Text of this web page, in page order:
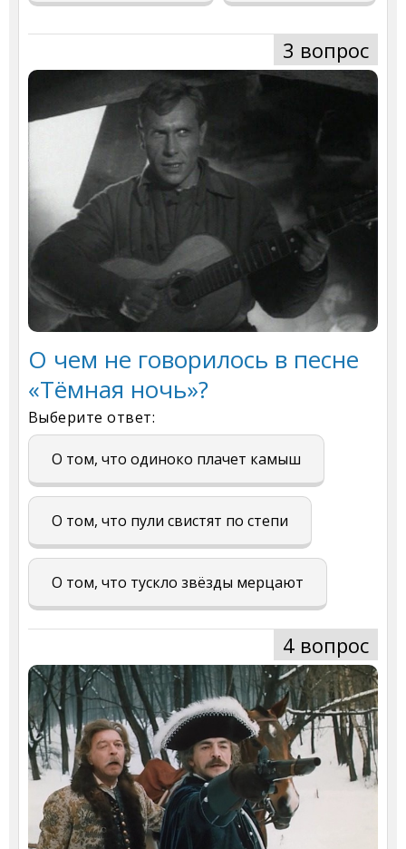
3 вопрос
О чем не говорилось в песне
«Тёмная ночь»?
Выберите ответ:
О том, что одиноко плачет камыш
О том, что пули свистят по степи
О том, что тускло звёзды мерцают
4 вопрос